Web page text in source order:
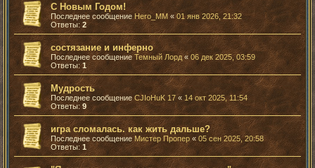
С Новым Годом!
Последнее сообщение Hero_MM «01 янв 2026, 21:32
Ответы: 2
состязание и инферно
Последнее сообщениеТемный Лорд«06 дек 2025, 03:59
Ответы:1
Мудрость
Последнее сообщение CJIoHuK 17« 14 окт 2025, 11:54
Ответы: 9
игра сломалась. как жить дальше?
Последнее сообщениеМистер Пропер « 05 сен 2025, 20:58
Ответы: 1